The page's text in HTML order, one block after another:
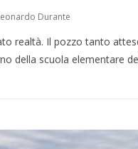
Durante
realtà. Il pozzo tanto
della scuola elementare